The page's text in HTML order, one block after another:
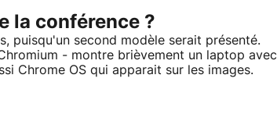
la conférence ?
puisqu'un second modèle serait présenté.
- montre brièvement un laptop avec
Chrome OS qui apparait sur les images.